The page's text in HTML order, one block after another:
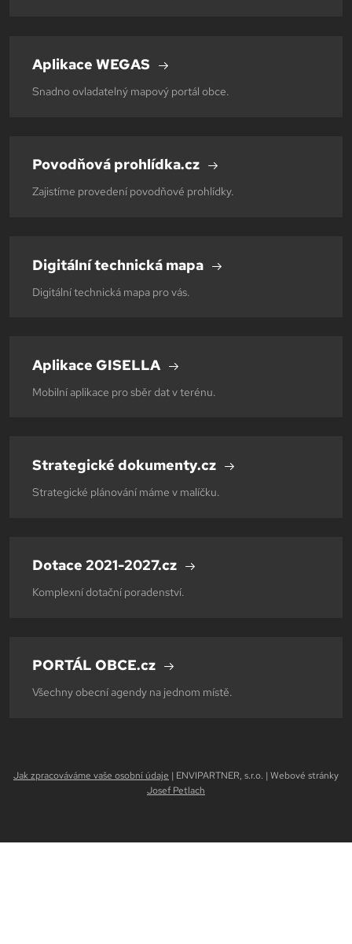
Aplikace WEGAS
Snadno ovladatelný mapový portál obce.
Povodňová prohlídka.cz
Zajistíme provedení povodňové prohlídky.
Digitální technická mapa
Digitální technická mapa pro vás.
Aplikace GISELLA
Mobilní aplikace pro sběr dat v terénu.
Strategické dokumenty.cz
Strategické plánování máme v malíčku.
Dotace 2021-2027.cz
Komplexní dotační poradenství.
PORTÁL OBCE.cz
Všechny obecní agendy na jednom místě.
Jak zpracováváme vaše osobní údaje | ENVIPARTNER, s.r.o. | Webové stránky
Josef Petlach